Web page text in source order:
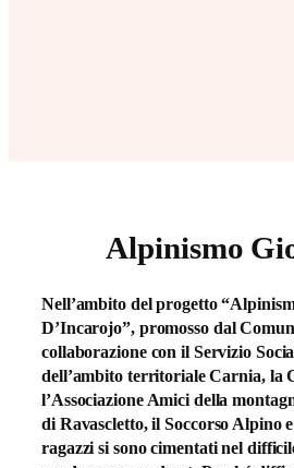
Alpinismo
Nell’ambito del progetto
D’Incarojo”, promosso dal
collaborazione con il Servizio
dell’ambito territoriale Carnia, la
l’Associazione Amici della
di Ravascletto, il Soccorso Alpino
ragazzi si sono cimentati nel